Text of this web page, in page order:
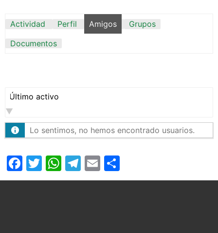
Actividad Perfil Amigos
Grupos
Documentos
Mostrar:
Lo sentimos, no hemos encontrado usuarios.
Facebook
Twitter
WhatsApp
Telegram
Email